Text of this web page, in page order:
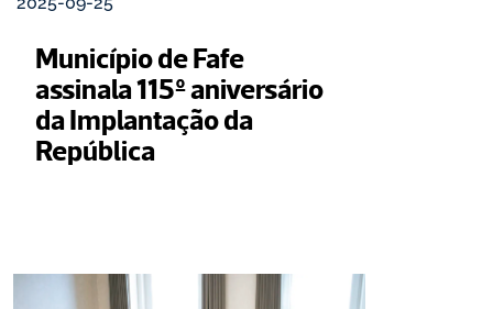
Município de Fafe
assinala 115º aniversário
da Implantação da
República